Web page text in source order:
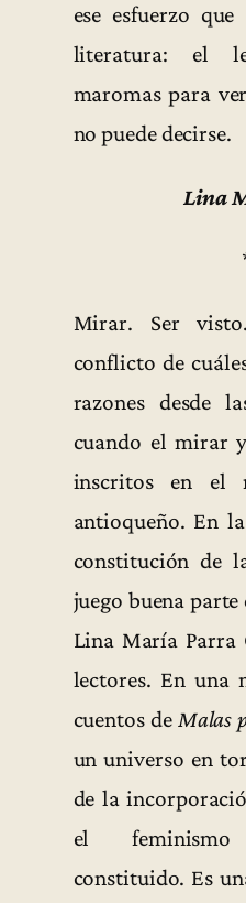
ese esfuerzo
literatura: el
maromas para
no puede decirse.
Lina
Mirar. Ser
conflicto de
razones desde
cuando el mirar
inscritos en el
antioqueño. En
constitución de
juego buena
Lina María Parra
lectores. En una
cuentos de Malas
un universo en
de la
el
constituido. Es